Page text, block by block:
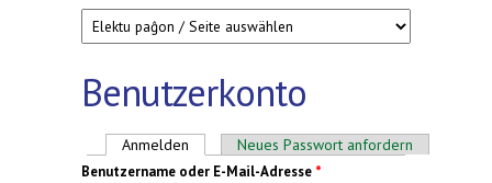
Benutzerkonto
Haupt-Reiter
Anmelden (aktiver Reiter)
Neues Passwort anfordern
Benutzername oder E-Mail-Adresse *